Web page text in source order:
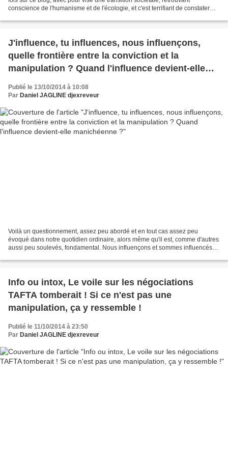
conscience de l'humanisme et de l'écologie, et c'est terrifiant de constater
J'influence, tu influences, nous influençons,
quelle frontière entre la conviction et la
manipulation ? Quand l'influence devient-elle
Publié le 13/10/2014 à 10:08
Par Daniel JAGLINE djexreveur
Voilà un questionnement, assez peu abordé et en tout cas assez peu
évoqué dans notre quotidien ordinaire, alors même qu'il est, comme d'autres
aussi peu soulevés, fondamental. Nous influençons et sommes influencés
Info ou intox, Le voile sur les négociations
TAFTA tomberait ! Si ce n'est pas une
manipulation, ça y ressemble !
Publié le 11/10/2014 à 23:50
Par Daniel JAGLINE djexreveur